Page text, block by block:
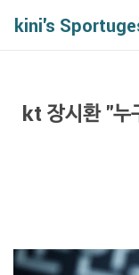
kini's
kt 장시환 "누